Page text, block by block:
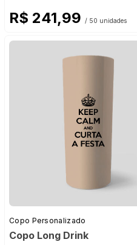
R$ 241,99 / 50 unidades
Copo Personalizado
Copo Long Drink